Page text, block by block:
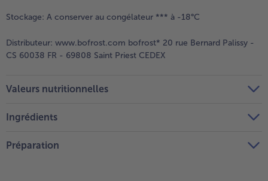
Stockage: A conserver au congélateur *** à -18°C
Distributeur: www.bofrost.com bofrost* 20 rue Bernard Palissy -
CS 60038 FR - 69808 Saint Priest CEDEX
Valeurs nutritionnelles
Ingrédients
Préparation